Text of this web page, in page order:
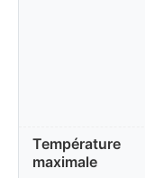
Température
maximale